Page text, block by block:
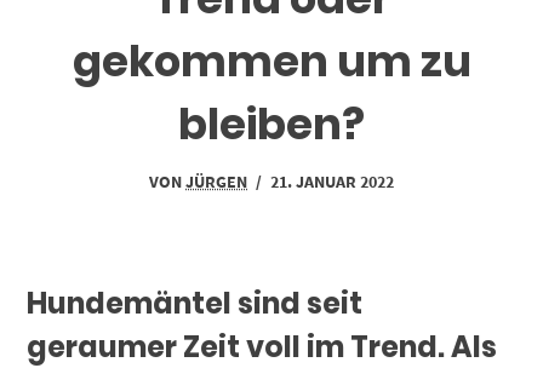
gekommen um zu
bleiben?
VONJÜRGEN / 21. JANUAR 2022
Hundemäntel sind seit
geraumer Zeit voll im Trend. Als